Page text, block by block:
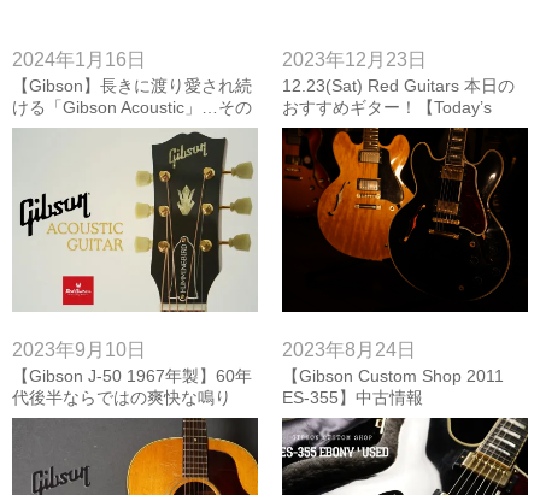
2024年1月16日
【Gibson】長きに渡り愛され続
ける「Gibson Acoustic」…その
魅力とは？ 【買取り・下取り強
2023年12月23日
12.23(Sat) Red Guitars 本日の
おすすめギター！【Today’s
Recommendation】
2023年9月10日
【Gibson J-50 1967年製】60年
代後半ならではの爽快な鳴り
2023年8月24日
【Gibson Custom Shop 2011
ES-355】中古情報